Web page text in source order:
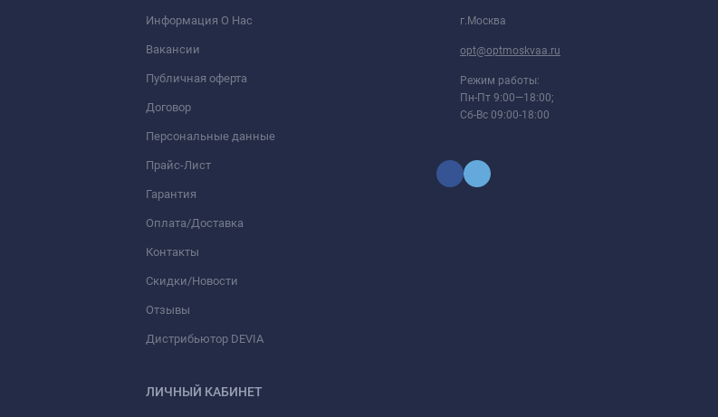
Информация О Нас
Вакансии
Публичная оферта
Договор
Персональные данные
Прайс-Лист
Гарантия
Оплата/Доставка
Контакты
Скидки/Новости
Отзывы
Дистрибьютор DEVIA
ЛИЧНЫЙ КАБИНЕТ
г.Москва
opt@optmoskvaa.ru
Режим работы:
Пн-Пт 9:00—18:00;
Сб-Вс 09:00-18:00